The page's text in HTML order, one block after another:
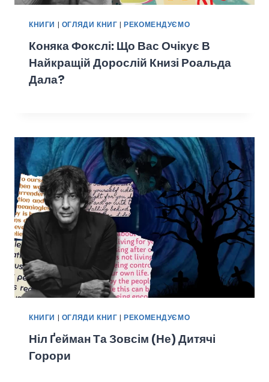
КНИГИ | ОГЛЯДИ КНИГ |РЕКОМЕНДУЄМО
Коняка Фокслі: Що Вас Очікує В
Найкращій Дорослій Книзі Роальда
Дала?
КНИГИ | ОГЛЯДИ КНИГ |РЕКОМЕНДУЄМО
Ніл Ґейман Та Зовсім (не) Дитячі
Горори